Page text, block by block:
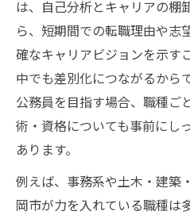
は、自己分析とキャリアの棚
ら、短期間での転職理由や志
確なキャリアビジョンを示す
中でも差別化につながるから
公務員を目指す場合、職種ご
術・資格についても事前にし
あります。
例えば、事務系や土木・建築
岡市が力を入れている職種は